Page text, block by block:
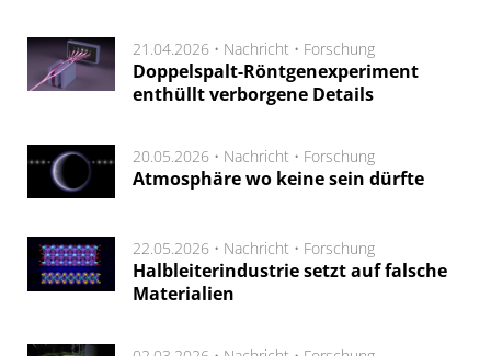
21.04.2026 • Nachricht • Forschung
Doppelspalt-Röntgenexperiment
enthüllt verborgene Details
20.05.2026 • Nachricht • Forschung
Atmosphäre wo keine sein dürfte
22.05.2026 • Nachricht • Forschung
Halbleiterindustrie setzt auf falsche
Materialien